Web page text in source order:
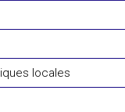
locales